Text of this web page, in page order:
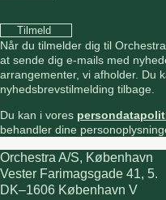
Tilmeld
Når du tilmelder dig til
at sende dig e-mails med
arrangementer, vi afholder. Du
nyhedsbrevstilmelding tilbage.
Du kan i vores
behandler dine
Orchestra A/S, København
Vester Farimagsgade 41, 5.
DK–1606 København V